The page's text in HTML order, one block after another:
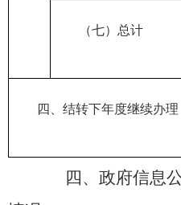
（七）总计
四、结转下年度继续办理
四、政府信息